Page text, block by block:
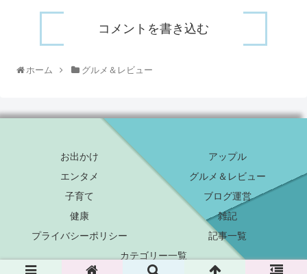
コメントを書き込む
ホーム グルメ＆レビュー
お出かけ
アップル
エンタメ
グルメ＆レビュー
子育て
ブログ運営
健康
雑記
プライバシーポリシー
記事一覧
カテゴリー一覧